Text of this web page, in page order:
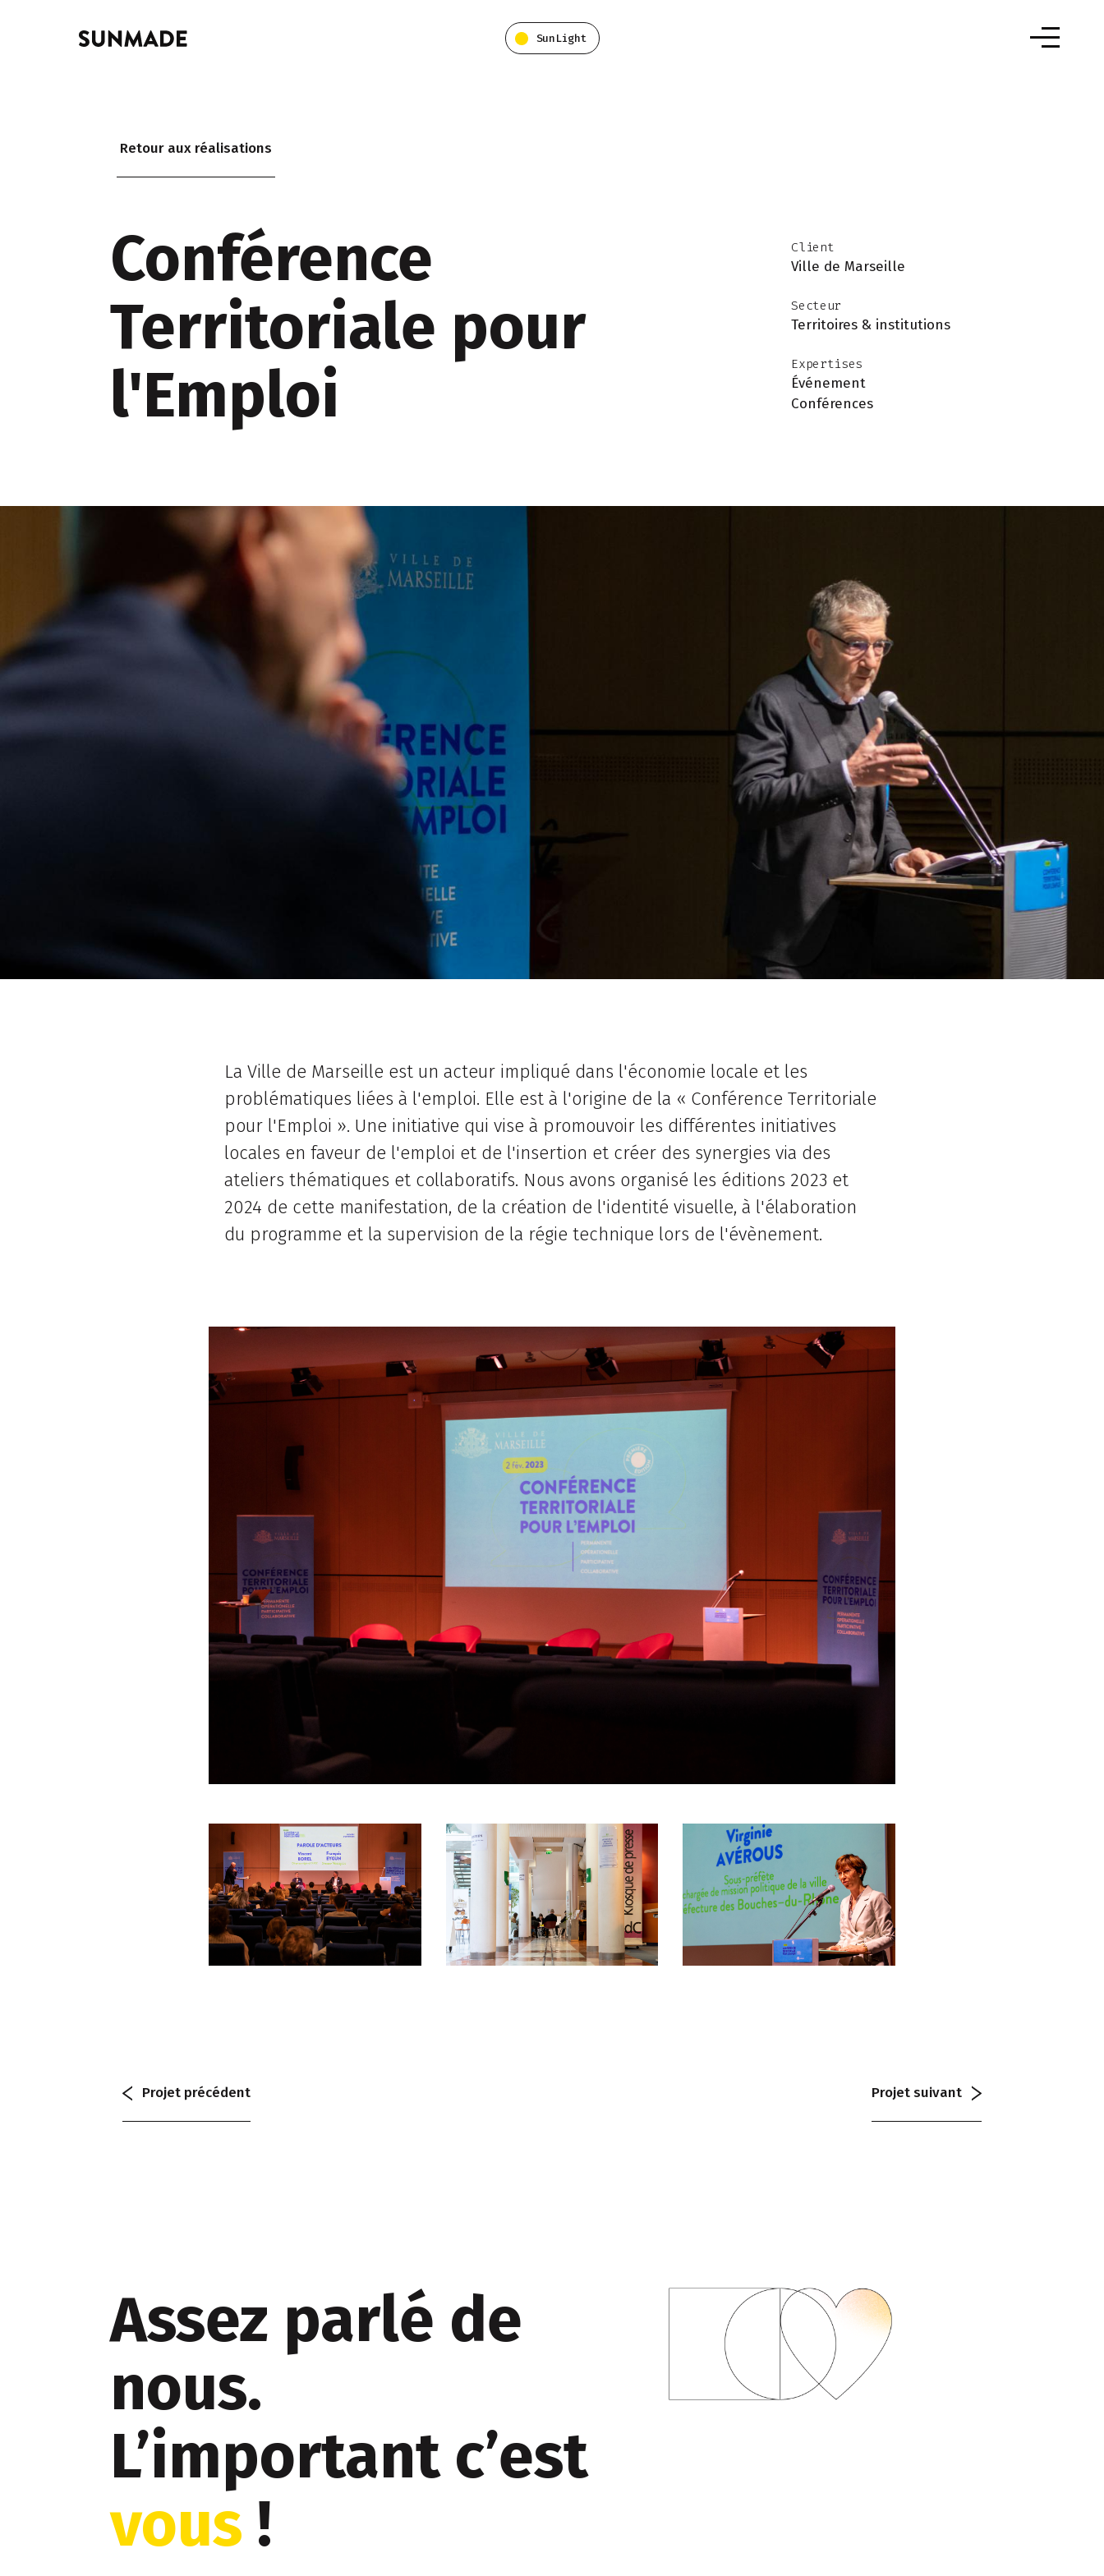
SunLight
Retour aux réalisations
Conférence
Territoriale pour
l'Emploi
Client
Ville de Marseille
Secteur
Territoires & institutions
Expertises
Événement
Conférences
La Ville de Marseille est un acteur impliqué dans l'économie locale et les
problématiques liées à l'emploi. Elle est à l'origine de la « Conférence Territoriale
pour l'Emploi ». Une initiative qui vise à promouvoir les différentes initiatives
locales en faveur de l'emploi et de l'insertion et créer des synergies via des
ateliers thématiques et collaboratifs. Nous avons organisé les éditions 2023 et
2024 de cette manifestation, de la création de l'identité visuelle, à l'élaboration
du programme et la supervision de la régie technique lors de l'évènement.
Projet précédent Projetsuivant
Assez parlé de
nous.
L’important c’est
vous !